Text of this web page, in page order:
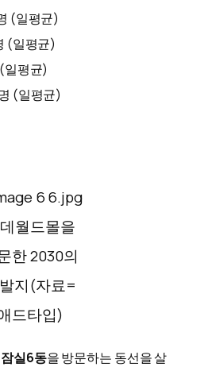
(일평균)
(일평균)
일평균)
(일평균)​
월드몰을
한 2030의
지(자료=
드타입)
잠실6동을 방문하는 동선을 살